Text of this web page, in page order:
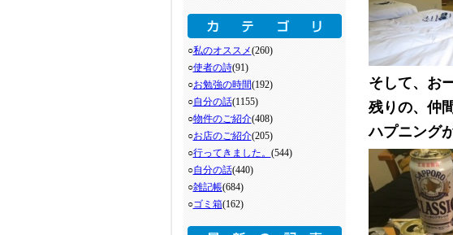
○私のオススメ(260)
○使者の詩(91)
○お勉強の時間(192)
○自分の話(1155)
○物件のご紹介(408)
○お店のご紹介(205)
○行ってきました。 (544)
○自分の話(440)
○雑記帳(684)
○ゴミ箱(162)
そして、お
残りの、仲
ハプニング